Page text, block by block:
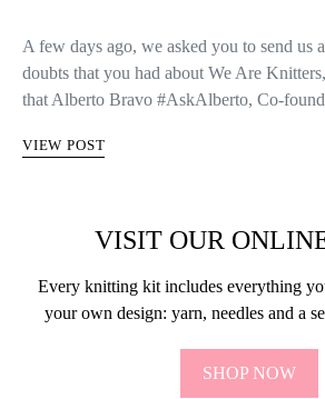
A few days ago, we asked you to send us
doubts that you had about We Are
that Alberto Bravo #AskAlberto, Co-
VIEW POST
VISIT OUR
Every knitting kit includes everything
your own design: yarn, needles and a
SHOP NOW